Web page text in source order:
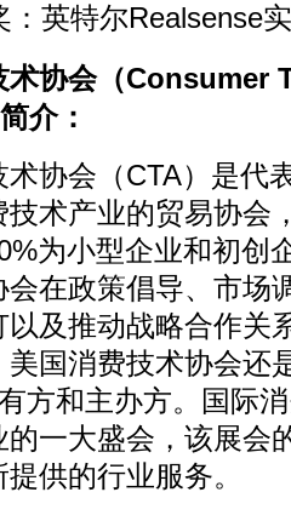
：英特尔Realsense
协会（Consumer
介：
会（CTA）是代
术产业的贸易协会
为小型企业和初创
会在政策倡导、市场
及推动战略合作关
国消费技术协会还
有方和主办方。国际
一大盛会，该展会
供的行业服务。